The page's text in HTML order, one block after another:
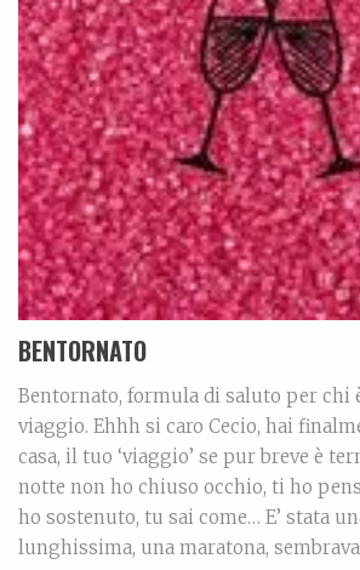
BENTORNATO
Bentornato, formula di saluto per chi
viaggio. Ehhh si caro Cecio, hai
casa, il tuo ‘viaggio’ se pur breve è
notte non ho chiuso occhio, ti ho
ho sostenuto, tu sai come… E’ stata
lunghissima, una maratona,